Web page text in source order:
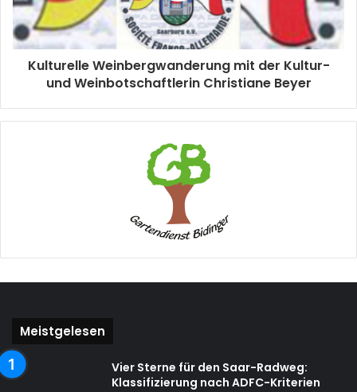
Kulturelle Weinbergwanderung mit der Kultur-
und Weinbotschaftlerin Christiane Beyer
Meistgelesen
Vier Sterne für den Saar-Radweg:
Klassifizierung nach ADFC-Kriterien